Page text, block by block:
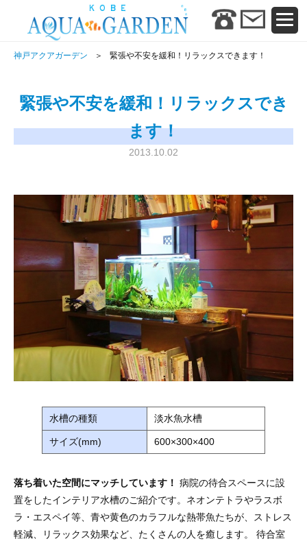
神戸アクアガーデン 緊張や不安を緩和！リラックスできます！
緊張や不安を緩和！リラックスでき
ます！
2013.10.02
水槽の種類 淡水魚水槽
サイズ(mm) 600×300×400
落ち着いた空間にマッチしています！ 病院の待合スペースに設
置をしたインテリア水槽のご紹介です。ネオンテトラやラスボ
ラ・エスペイ等、青や黄色のカラフルな熱帯魚たちが、ストレス
軽減、リラックス効果など、たくさんの人を癒します。 待合室